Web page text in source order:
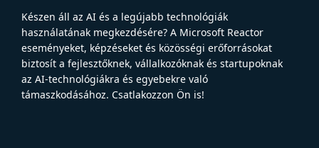
Készen áll az AI és a legújabb technológiák
használatának megkezdésére? A Microsoft Reactor
eseményeket, képzéseket és közösségi erőforrásokat
biztosít a fejlesztőknek, vállalkozóknak és startupoknak
az AI-technológiákra és egyebekre való
támaszkodásához. Csatlakozzon Ön is!